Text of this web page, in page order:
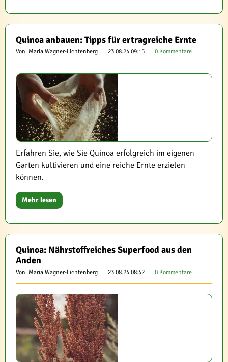
Quinoa anbauen: Tipps für ertragreiche Ernte
Von: Maria Wagner-Lichtenberg 23.08.24 09:15 0 Kommentare
Erfahren Sie, wie Sie Quinoa erfolgreich im eigenen
Garten kultivieren und eine reiche Ernte erzielen
können.
Mehr lesen
Quinoa: Nährstoffreiches Superfood aus den
Anden
Von: Maria Wagner-Lichtenberg 23.08.24 08:42 0 Kommentare